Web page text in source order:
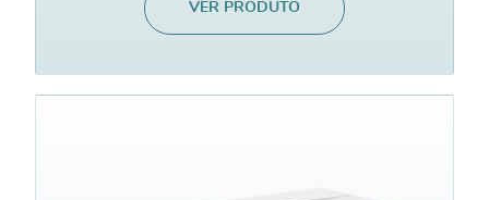
VER PRODUTO